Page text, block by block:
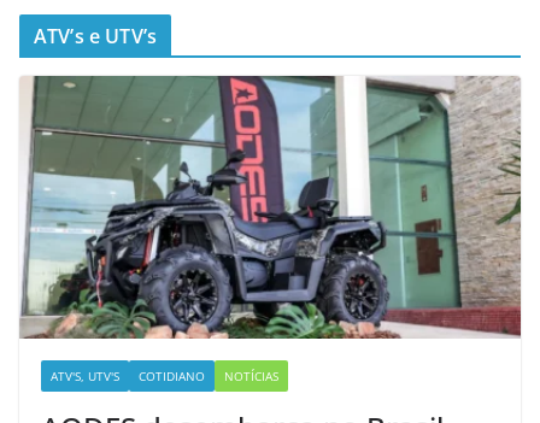
ATV’s e UTV’s
ATV'S, UTV'S COTIDIANO NOTÍCIAS